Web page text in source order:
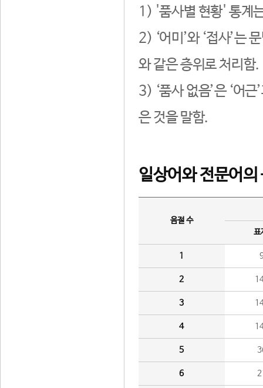
1) '품사별 현황' 통계
2) ‘어미’와 ‘접사’는
와 같은 층위로 처리함.
3) ‘품사 없음’은 ‘어
은 것을 말함.
일상어와 전문어의
음절 수
표
1
2
3
4
5
6